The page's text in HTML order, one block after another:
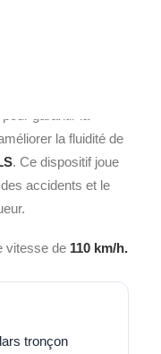
la fluidité de
. Ce dispositif joue
accidents et le
vitesse de 110 km/h.
tronçon